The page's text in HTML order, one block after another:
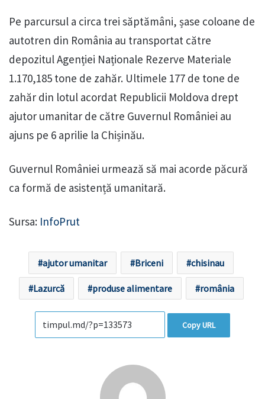
Pe parcursul a circa trei săptămâni, șase coloane de
autotren din România au transportat către
depozitul Agenției Naționale Rezerve Materiale
1.170,185 tone de zahăr. Ultimele 177 de tone de
zahăr din lotul acordat Republicii Moldova drept
ajutor umanitar de către Guvernul României au
ajuns pe 6 aprilie la Chișinău.
Guvernul României urmează să mai acorde păcură
ca formă de asistență umanitară.
Sursa: InfoPrut
ajutor umanitar Briceni chisinau
Lazurcă produse alimentare românia
Copy URL